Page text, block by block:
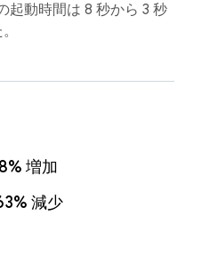
起動時間は 8 秒から 3 秒
増加
減少